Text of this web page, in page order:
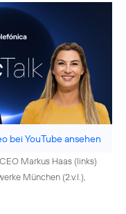
bei YouTube ansehen
Markus Haas (links)
München (2.v.l.),